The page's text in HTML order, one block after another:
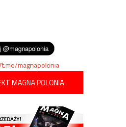
magnapolonia
MAGNA POLONIA